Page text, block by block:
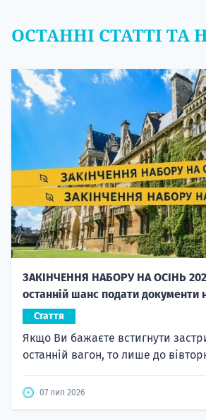
ОСТАННІ СТАТТІ ТА
ЗАКІНЧЕННЯ НАБОРУ НА ОСІНЬ
останній шанс подати документи
Стаття
Якщо Ви бажаєте встигнути
останній вагон, то лише до
07 лип 2026